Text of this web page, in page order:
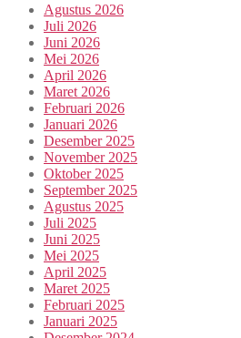
Agustus 2026
Juli 2026
Juni 2026
Mei 2026
April 2026
Maret 2026
Februari 2026
Januari 2026
Desember 2025
November 2025
Oktober 2025
September 2025
Agustus 2025
Juli 2025
Juni 2025
Mei 2025
April 2025
Maret 2025
Februari 2025
Januari 2025